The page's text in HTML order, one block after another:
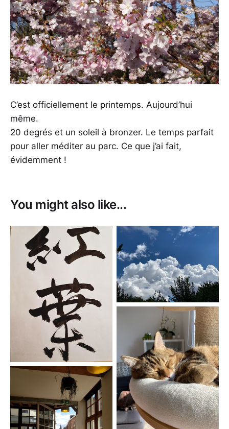
C’est officiellement le printemps. Aujourd’hui
même.
20 degrés et un soleil à bronzer. Le temps parfait
pour aller méditer au parc. Ce que j’ai fait,
évidemment !
You might also like...